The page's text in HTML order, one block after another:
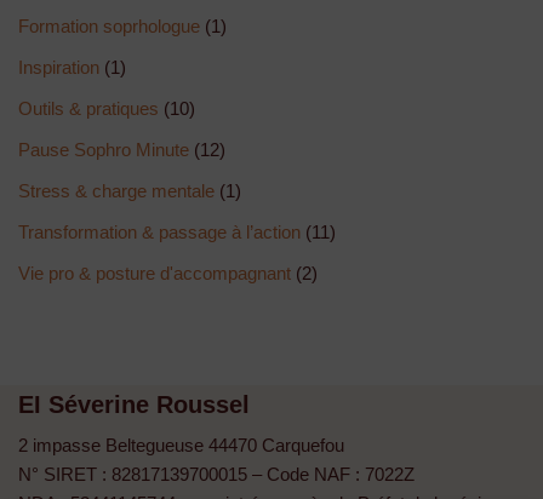
Formation soprhologue (1)
Inspiration (1)
Outils & pratiques (10)
Pause Sophro Minute (12)
Stress & charge mentale (1)
Transformation & passage à l’action (11)
Vie pro & posture d'accompagnant (2)
EI Séverine Roussel
2 impasse Beltegueuse 44470 Carquefou
N° SIRET : 82817139700015 – Code NAF : 7022Z